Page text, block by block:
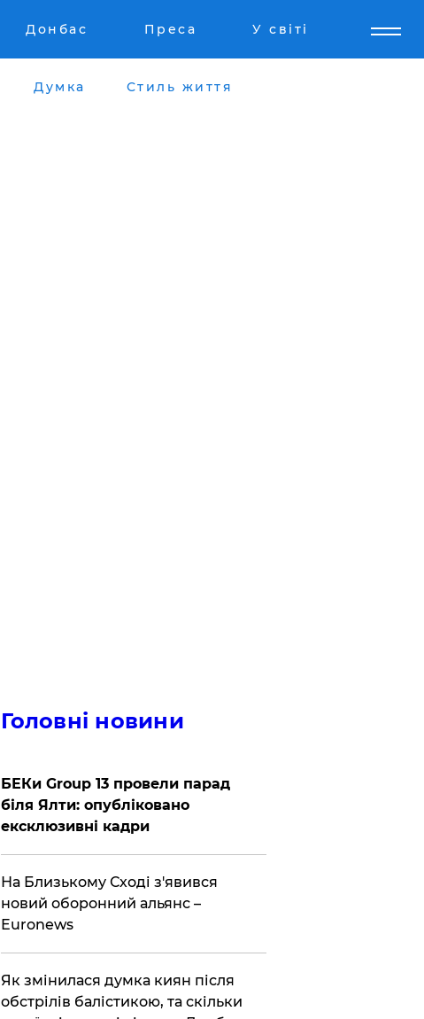
Донбас Преса У світі
Думка Стиль життя
Головні новини
БЕКи Group 13 провели парад
біля Ялти: опубліковано
ексклюзивні кадри
На Близькому Сході з'явився
новий оборонний альянс –
Euronews
Як змінилася думка киян після
обстрілів балістикою, та скільки